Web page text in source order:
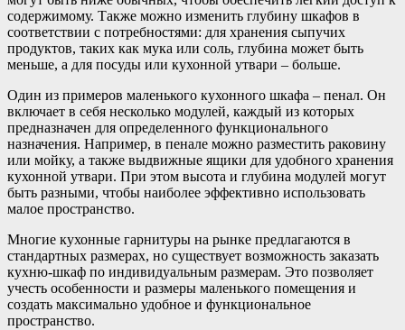
содержимому. Также можно изменить глубину шкафов в
соответствии с потребностями: для хранения сыпучих
продуктов, таких как мука или соль, глубина может быть
меньше, а для посуды или кухонной утвари – больше.
Один из примеров маленького кухонного шкафа – пенал. Он
включает в себя несколько модулей, каждый из которых
предназначен для определенного функционального
назначения. Например, в пенале можно разместить раковину
или мойку, а также выдвижные ящики для удобного хранения
кухонной утвари. При этом высота и глубина модулей могут
быть разными, чтобы наиболее эффективно использовать
малое пространство.
Многие кухонные гарнитуры на рынке предлагаются в
стандартных размерах, но существует возможность заказать
кухню-шкаф по индивидуальным размерам. Это позволяет
учесть особенности и размеры маленького помещения и
создать максимально удобное и функциональное
пространство.